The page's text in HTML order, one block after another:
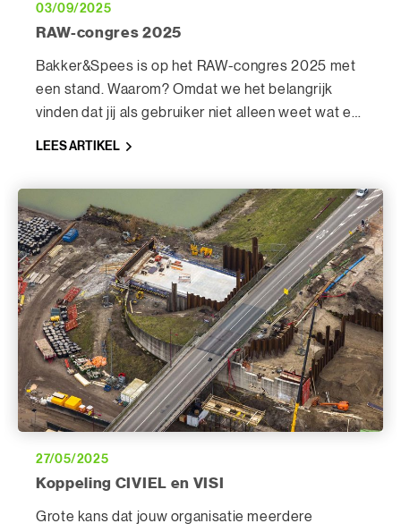
03/09/2025
RAW-congres 2025
Bakker&Spees is op het RAW-congres 2025 met
een stand. Waarom? Omdat we het belangrijk
vinden dat jij als gebruiker niet alleen weet wat er
LEES ARTIKEL
27/05/2025
Koppeling CIVIEL en VISI
Grote kans dat jouw organisatie meerdere